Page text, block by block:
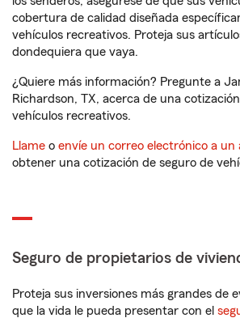
cobertura de calidad diseñada
vehículos recreativos. Proteja sus
dondequiera que vaya.
¿Quiere más información? Pregunte a
Richardson, TX, acerca de una
vehículos recreativos.
Llame o envíe un correo electrónico a un
obtener una cotización de seguro de
Seguro de propietarios de
Proteja sus inversiones más grandes de
que la vida le pueda presentar con el